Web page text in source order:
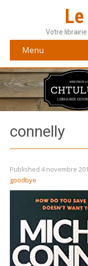
Votre
Menu
connelly
Published 4 novembre
goodbye